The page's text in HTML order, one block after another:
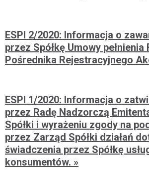
ESPI 2/2020: Informacja o
przez Spółkę Umowy pełnienia
Pośrednika Rejestracyjnego
ESPI 1/2020: Informacja o
przez Radę Nadzorczą
Spółki i wyrażeniu zgody na
przez Zarząd Spółki działań
świadczenia przez Spółkę
konsumentów.